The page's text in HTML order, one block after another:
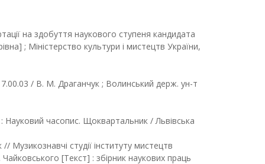
на здобуття наукового ступеня кандидата
; Міністерство культури і мистецтв України,
/ В. М. Драганчук ; Волинський держ. ун-т
Науковий часопис. Щоквартальник / Львівська
студії інституту мистецтв
Чайковського [Текст] : збірник наукових праць